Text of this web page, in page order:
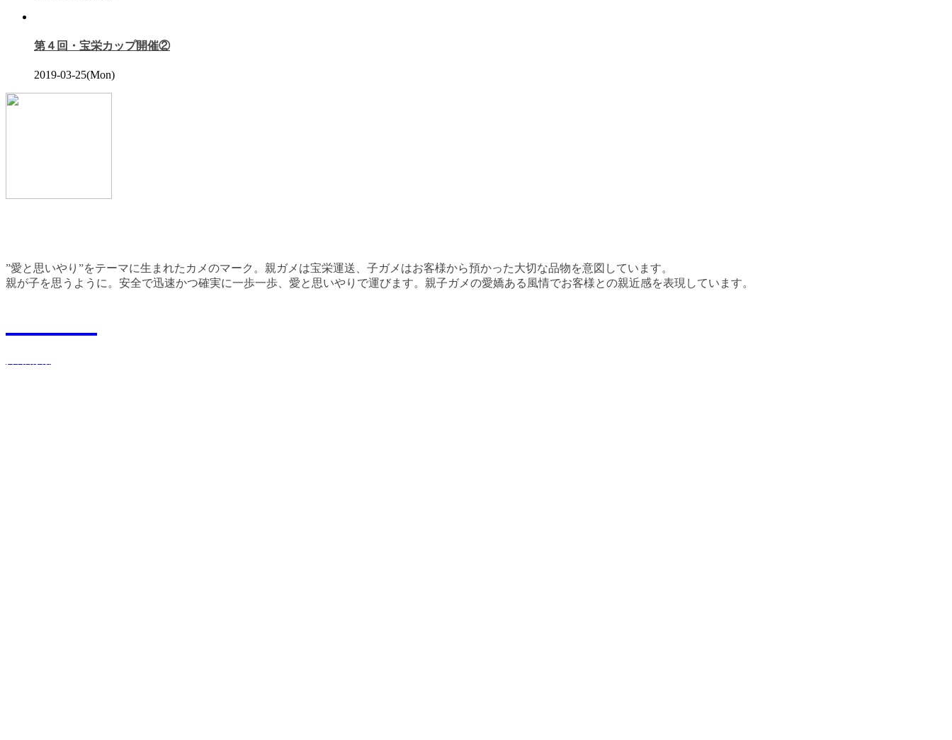
第４回・宝栄カップ開催②
2019-03-25(Mon)
”愛と思いやり”をテーマに生まれたカメのマーク。親ガメは宝栄運送、子ガメはお客様から預かった大切な品物を意図しています。
親が子を思うように。安全で迅速かつ確実に一歩一歩、愛と思いやりで運びます。親子ガメの愛嬌ある風情でお客様との親近感を表現しています。